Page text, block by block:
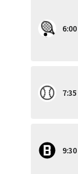
6:00
7:35
9:30